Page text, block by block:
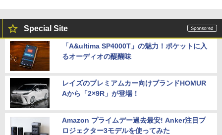
済 Webカメラ zoom 15.6型 テンキー付 I
ntel メモリ8GB16GB SSD256GB/512G
B フルHD液晶 大容量バッテリー Wi-Fi
￥39,800
￥16,266
Special Site
「A&ultima SP4000T」の魅力！ポケットに入
るオーディオの醍醐味
レイズのプレミアムカー向けブランドHOMUR
Aから「2×9R」が登場！
Amazon プライムデー過去最安! Anker注目プ
ロジェクター3モデルを使ってみた